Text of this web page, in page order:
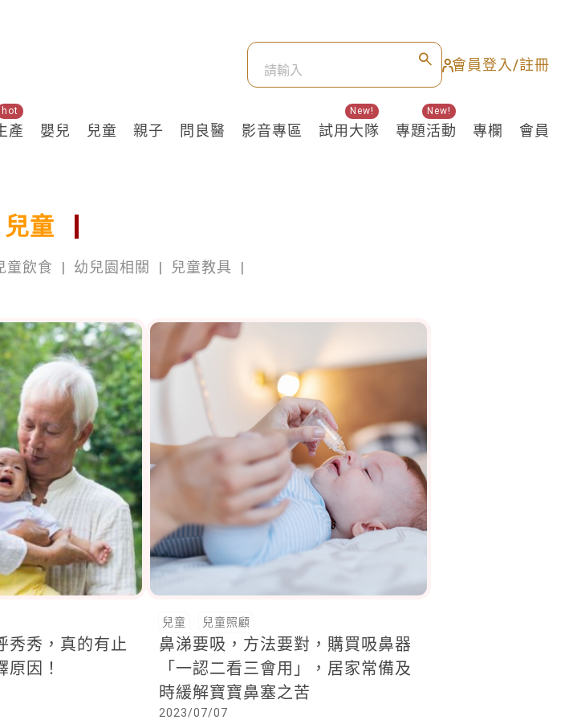
會員登入/註冊
產
hot
嬰兒 兒童 親子 問良醫 影音專區 試用大隊
New!
專題活動
New!
專欄 會員
兒童
童飲食 | 幼兒園相關 | 兒童教具 |
秀秀，真的有止
原因！
兒童 兒童照顧
鼻涕要吸，方法要對，購買吸鼻器
「一認二看三會用」，居家常備及
時緩解寶寶鼻塞之苦
2023/07/07